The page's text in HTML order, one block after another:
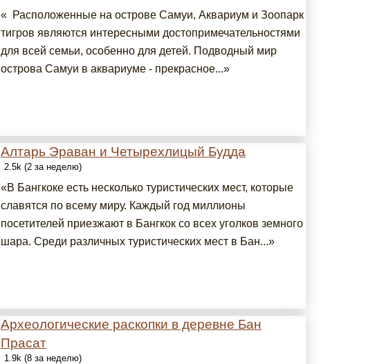
« Расположенные на острове Самуи, Аквариум и Зоопарк
тигров являются интересными достопримечательностями
для всей семьи, особенно для детей. Подводный мир
острова Самуи в аквариуме - прекрасное...»
Алтарь Эраван и Четырехлицый Будда
2.5k (2 за неделю)
«В Бангкоке есть несколько туристических мест, которые
славятся по всему миру. Каждый год миллионы
посетителей приезжают в Бангкок со всех уголков земного
шара. Среди различных туристических мест в Бан...»
Археологические раскопки в деревне Бан
Прасат
1.9k (8 за неделю)